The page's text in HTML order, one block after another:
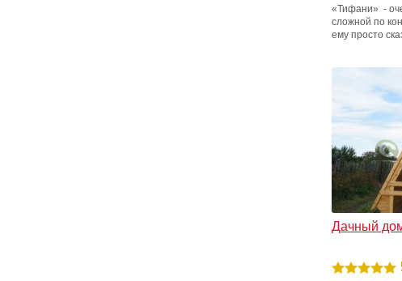
«Тифани» -
сложной по
ему просто
первом этаже
Дачный